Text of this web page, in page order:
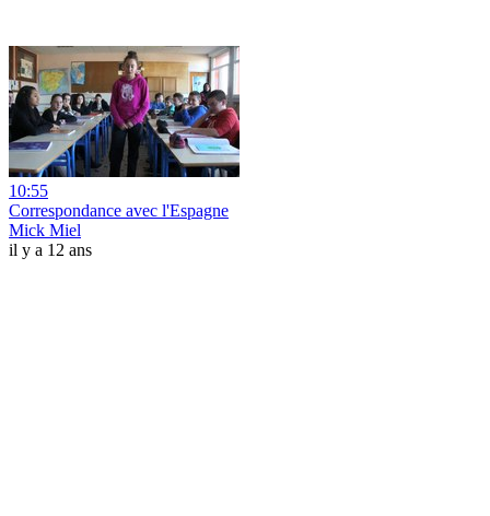
10:55
Correspondance avec l'Espagne
Mick Miel
il y a 12 ans